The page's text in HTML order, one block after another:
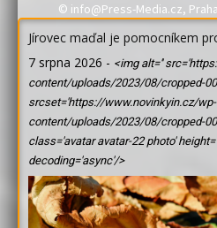
© info@Press-Media.cz,
Jírovec maďal je pomocníkem
7 srpna 2026 - <img alt=''
content/uploads/2023/08/cropped-
srcset='https://www.novinkyin.cz/wp-
content/uploads/2023/08/cropped-
class='avatar avatar-22 photo'
decoding='async'/>